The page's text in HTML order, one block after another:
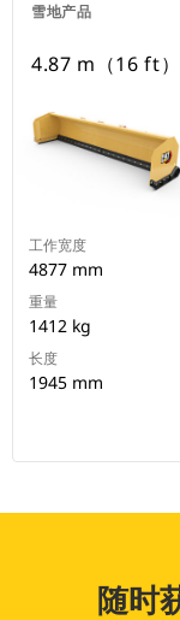
雪地产品
4.87 m（16 ft）
工作宽度
4877 mm
重量
1412 kg
长度
1945 mm
随时